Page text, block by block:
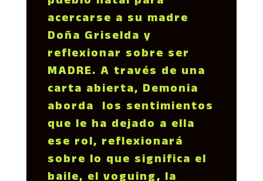
acercarse a su madre
Doña Griselda y
reflexionar sobre ser
MADRE. A través de una
carta abierta, Demonia
aborda los sentimientos
que le ha dejado a ella
ese rol, reflexionará
sobre lo que significa el